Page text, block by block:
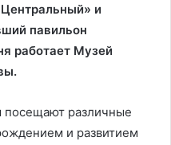
и
павильон
работает Музей
различные
и развитием